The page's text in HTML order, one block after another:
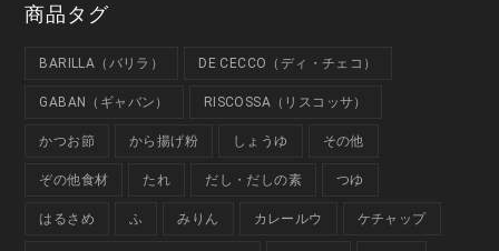
商品タグ
BARILLA（バリラ） DE CECCO（ディ・チェコ）
GABAN（ギャバン） RISCOSSA（リスコッサ）
かつお節 から揚げ粉 しょうゆ その他
ぞの他食材 たれ だし・だしの素 つゆ
はるさめ ふ みりん カレールウ ケチャップ